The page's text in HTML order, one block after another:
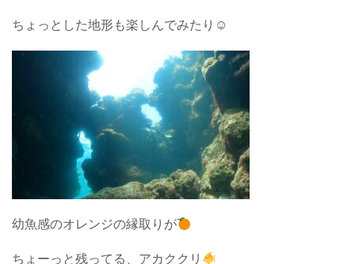
ちょっとした地形も楽しんでみたり☺︎
幼魚感のオレンジの縁取りが
ちょーっと残ってる、アカククリ